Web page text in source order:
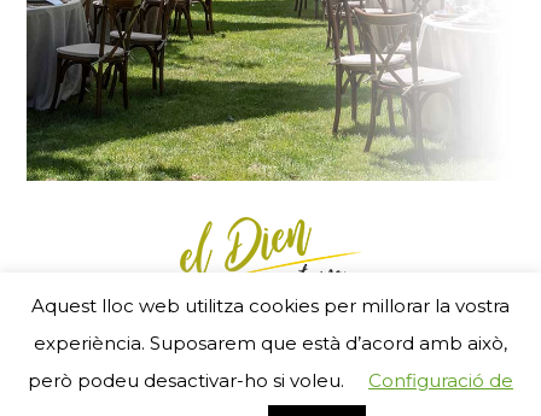
Menú Footer
- RGSEAA 25240 11 05 2 5 00007 - © 2017
ZigZag new mediai
Aquest lloc web utilitza cookies per millorar la vostra
experiència. Suposarem que està d’acord amb això,
però podeu desactivar-ho si voleu.
Configuració de